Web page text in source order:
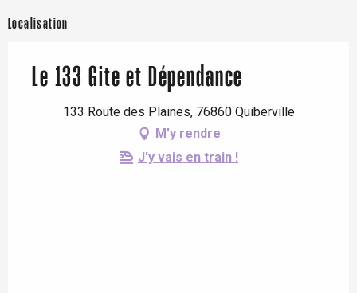
Localisation
Le 133 Gite et Dépendance
133 Route des Plaines, 76860 Quiberville
M'y rendre
J'y vais en train !